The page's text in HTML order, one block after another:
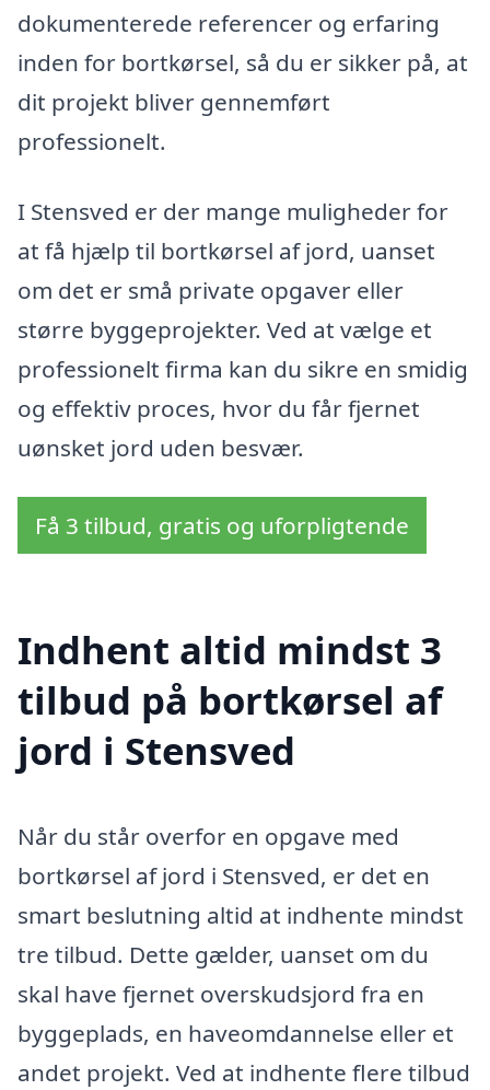
dokumenterede referencer og erfaring
inden for bortkørsel, så du er sikker på, at
dit projekt bliver gennemført
professionelt.
I Stensved er der mange muligheder for
at få hjælp til bortkørsel af jord, uanset
om det er små private opgaver eller
større byggeprojekter. Ved at vælge et
professionelt firma kan du sikre en smidig
og effektiv proces, hvor du får fjernet
uønsket jord uden besvær.
Få 3 tilbud, gratis og uforpligtende
Indhent altid mindst 3
tilbud på bortkørsel af
jord i Stensved
Når du står overfor en opgave med
bortkørsel af jord i Stensved, er det en
smart beslutning altid at indhente mindst
tre tilbud. Dette gælder, uanset om du
skal have fjernet overskudsjord fra en
byggeplads, en haveomdannelse eller et
andet projekt. Ved at indhente flere tilbud